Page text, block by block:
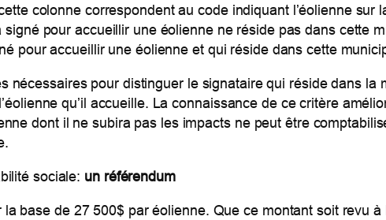
colonne correspondent au code indiquant l’éolienne sur
pour accueillir une éolienne ne réside pas dans cette
pour accueillir une éolienne et qui réside dans cette
nécessaires pour distinguer le signataire qui réside dans la
qu’il accueille. La connaissance de ce critère
dont il ne subira pas les impacts ne peut être
sociale: un référendum
base de 27 500$ par éolienne. Que ce montant soit revu